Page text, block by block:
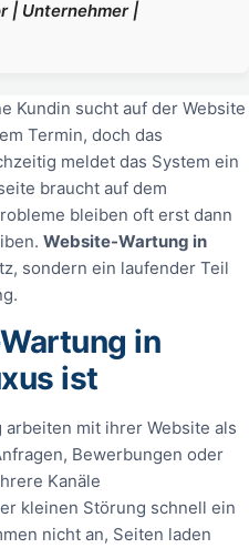
| Unternehmer |
Kundin sucht auf der Website
Termin, doch das
meldet das System ein
braucht auf dem
bleiben oft erst dann
Website-Wartung in
sondern ein laufender Teil
in
ist
mit ihrer Website als
Bewerbungen oder
Kanäle
kleinen Störung schnell ein
nicht an, Seiten laden